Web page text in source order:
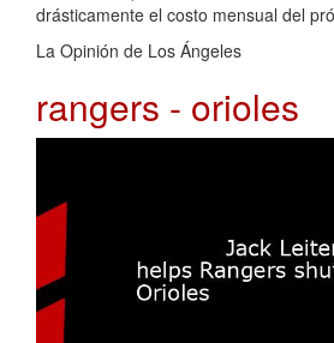
drásticamente el costo mensual del
La Opinión de Los Ángeles
rangers - orioles